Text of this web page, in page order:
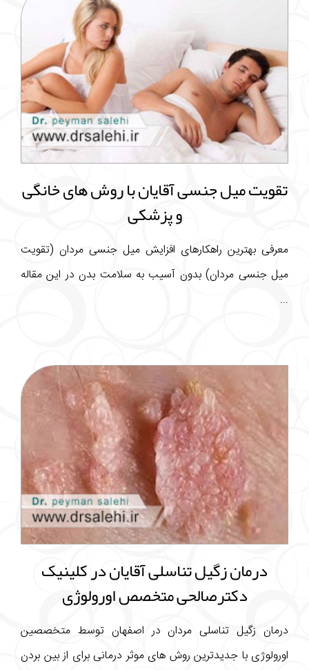
تقویت میل جنسی آقایان با روش های خانگی
و پزشکی
معرفی بهترین راهکارهای افزایش میل جنسی مردان (تقویت
میل جنسی مردان) بدون آسیب به سلامت بدن در این مقاله
...
درمان زگیل تناسلی آقایان در کلینیک
دکترصالحی متخصص اورولوژی
درمان زگیل تناسلی مردان در اصفهان توسط متخصصین
اورولوژی با جدیدترین روش های موثر درمانی برای از بین بردن